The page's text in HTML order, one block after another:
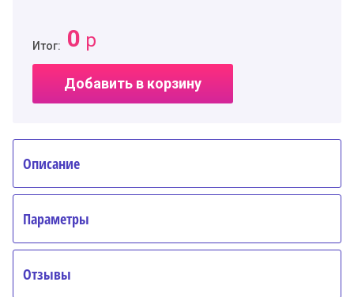
Итог: 0 р
Добавить в корзину
Описание
Параметры
Отзывы